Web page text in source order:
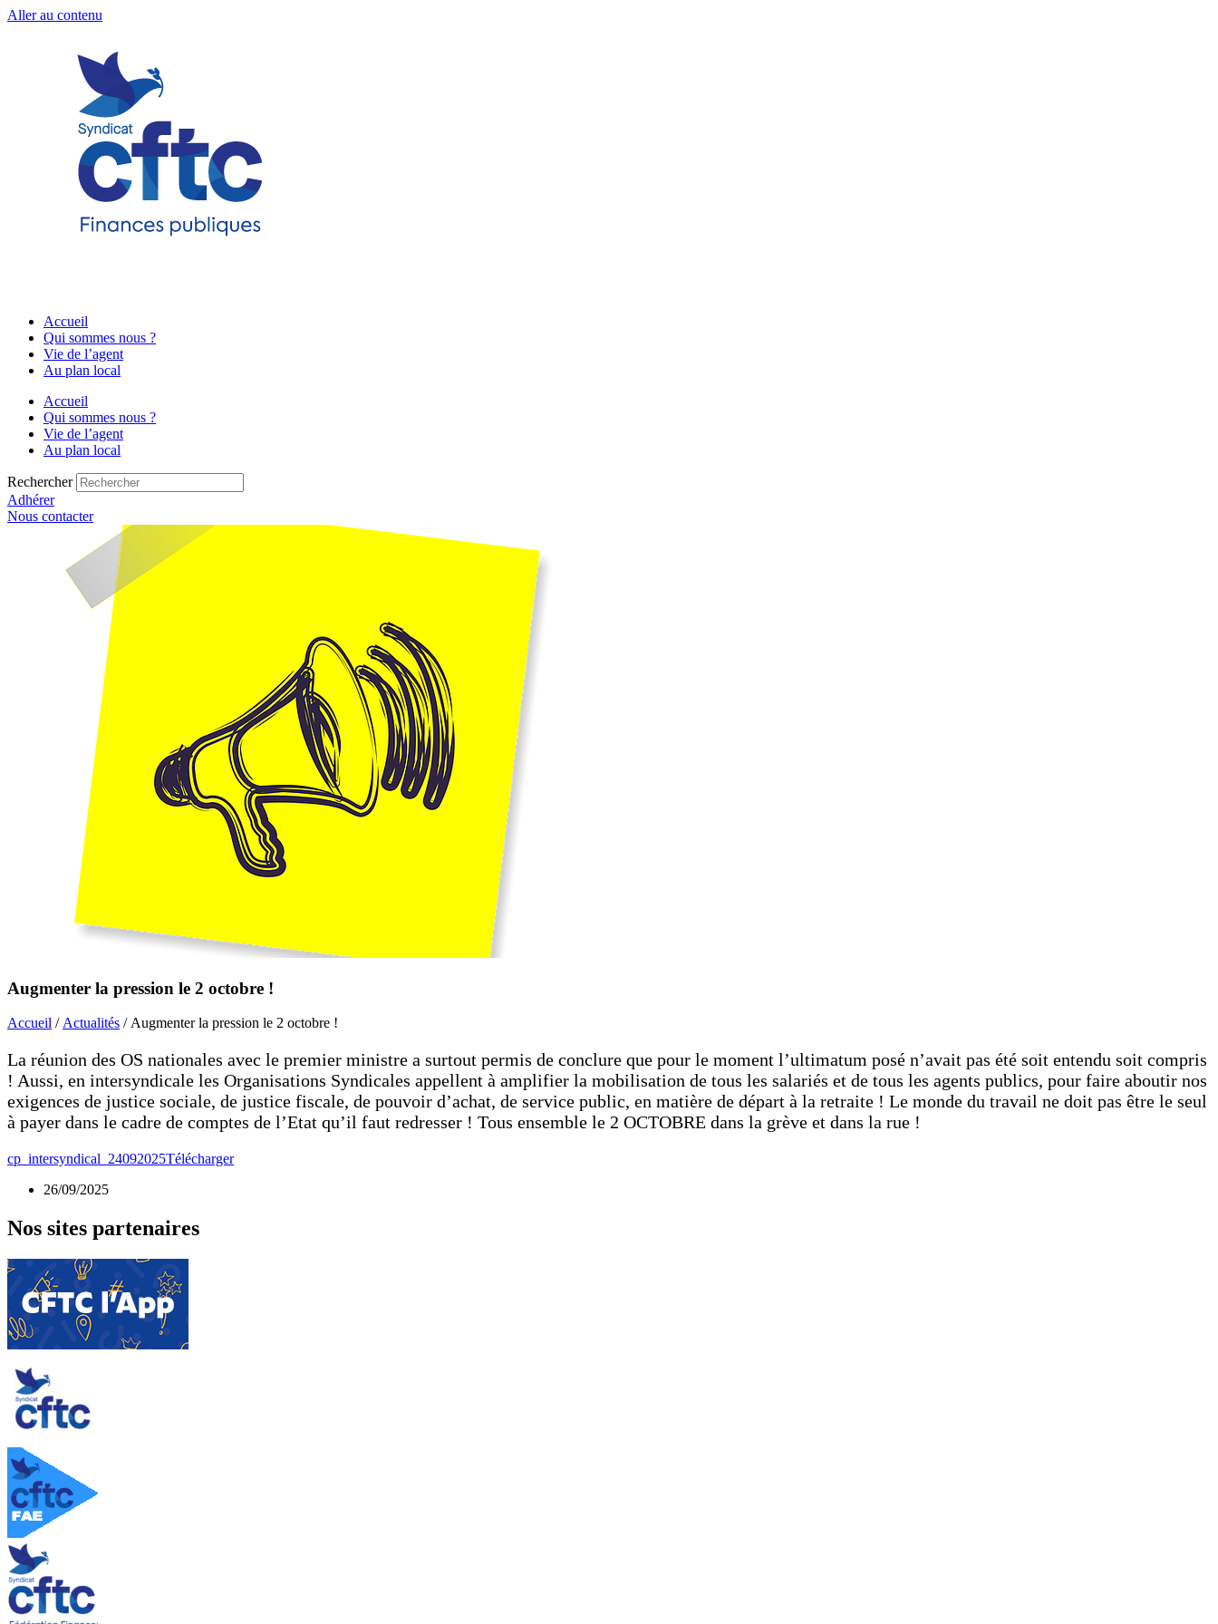
Aller au contenu
Accueil
Qui sommes nous ?
Vie de l’agent
Au plan local
Accueil
Qui sommes nous ?
Vie de l’agent
Au plan local
Rechercher
Adhérer
Nous contacter
Augmenter la pression le 2 octobre !
Accueil /Actualités / Augmenter la pression le 2 octobre !
La réunion des OS nationales avec le premier ministre a surtout permis de conclure que pour le moment l’ultimatum posé n’avait pas été soit entendu soit compris
! Aussi, en intersyndicale les Organisations Syndicales appellent à amplifier la mobilisation de tous les salariés et de tous les agents publics, pour faire aboutir nos
exigences de justice sociale, de justice fiscale, de pouvoir d’achat, de service public, en matière de départ à la retraite ! Le monde du travail ne doit pas être le seul
à payer dans le cadre de comptes de l’Etat qu’il faut redresser ! Tous ensemble le 2 OCTOBRE dans la grève et dans la rue !
cp_intersyndical_24092025Télécharger
26/09/2025
Nos sites partenaires